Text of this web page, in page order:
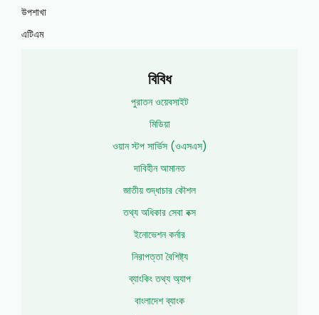
উপশাখা
এটিএম
বিবিধ
পুরাতন ওয়েবসাইট
মিডিয়া
ওয়ান স্টপ সার্ভিস (ওএসএস)
দাবিহীন আমানত
জাতীয় শুদ্ধাচার কৌশল
তথ্য অধিকার সেবা বক্স
ইনোভেশন কর্নার
নিরাপত্তা বৈশিষ্ট্য
ব্যাংকিং তথ্য অ্যাপ
বাংলাদেশ ব্যাংক